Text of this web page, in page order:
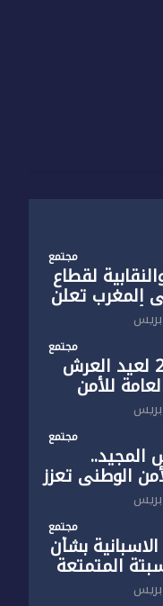
مجتمع
لقطاع
المغرب تعلن
انتخابية
مجتمع
بمناسبة الذكرى 27 لعيد العرش
للأمن
الجديد لفرقة
مجتمع
المجيد..
الوطني تعزز
بإحداث
مجتمع
الاسبانية بشأن
المتمتعة